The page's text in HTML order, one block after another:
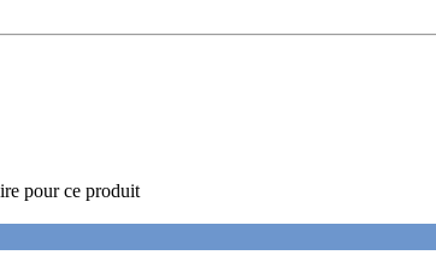
pour ce produit